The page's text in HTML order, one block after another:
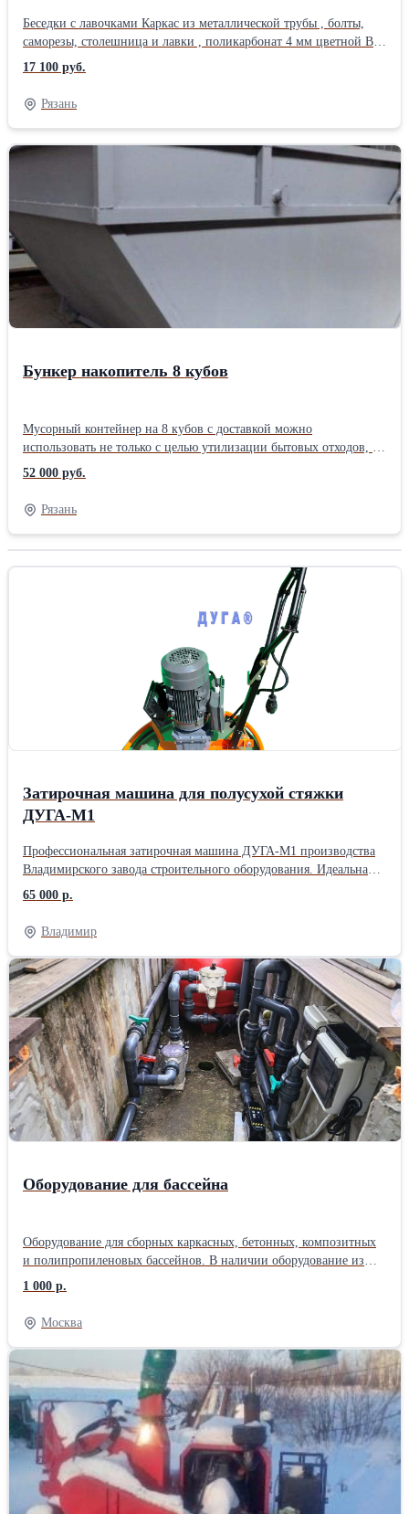
Беседки с лавочками Каркас из металлической трубы , болты,
саморезы, столешница и лавки , поликарбонат 4 мм цветной В
комплект изделий входит вся необходимая фурнитура (упакована
в картонную коробку). Просверлины все отверстия для
крепления поликарбоната. Каркас компактно связан и упакован
в стрейч - пленку. Размер, м (д × ш × в) 1,9 х 1,73 х 2,0.
Работаем без выходных и праздников. Звоните с 9 до 18 ч.
Доставка бесплатная по областиНазначение: Садовая Вид:
17 100 руб.
Рязань
Бункер накопитель 8 кубов
Мусорный контейнер на 8 кубов с доставкой можно
использовать не только с целью утилизации бытовых отходов, но
и для складирования строительных конструкций, разобранной
мебели, техники, прочих крупногабаритных предметов.
Стабильный спрос на такие емкости объясняется их
техническими характеристиками: * высокая прочность –
толщина стального корпуса составляет 2-4 мм в зависимости от
и перевозить мусор весом до 5 тонн; * длина стандартной
модели составляет 3460 мм, ширина – 1970 мм; высота – 1360
мм; * надежное защитное покрытие, включающее 2 слоя
грунтовки и 1 слой устойчивой эмали. * Доставка бесплатная по
всей области. В любой город и населенный пунктТип: Бункер-
накопитель для ТБО Материал: Металл окрашенный Крышка: Не
52 000 руб.
Рязань
Затирочная машина для полусухой стяжки
ДУГА-М1
Профессиональная затирочная машина ДУГА-М1 производства
Владимирского завода строительного оборудования. Идеальна
для полусухой стяжки, вес с диском всего 40кг! Складная рама,
регулировка стойки по росту оператора, надёжный пусковой
механизм (путевой выключатель, а не кнопка) с плавным
пуском. Профессиональный дорогой электродвигатель и соосный
редуктор (не дешёвый червячный), мощный прожектор 70Вт,
диски в наличии. Питание 220в, 1,1кВт. Производство более 11
лет для торговых сетей под разными брендами. Затирочные
машины такого уровня стоят от 100т.р. В комплекте паспорт,
гарантийный талон, фанерный ящик для перевозки. Модель
ДУГА - М1 Привод - Электрический, 220В Назначение - Для
полусухой стяжки Масса, кг - 40 Потребляемая мощность, кВт -
1,1 Диаметр обрабатываемой поверхности, мм - 610 Диск - D600
(605)мм Тип крепления диска - 4 шпильки Прожектор - 70 Вт
Упаковка - Фанерно-деревянный ящик Габариты в упаковке -
69х64х58см
65 000 р.
Владимир
Оборудование для бассейна
Оборудование для сборных каркасных, бетонных, композитных
и полипропиленовых бассейнов. В наличии оборудование из
пластика и нержавеющей стали марки AISI304 и AISI316 от
производителей Aquaviva, Emaux, Kripsol, Poolmagic, Hayward,
Elecro, Pahlen, Fairland и многие др.: - Морозоустойчивые
бассейны - Системы фильтрации (фильтры, насосы) - Чашковые
пакеты (внутренний лайнер) - Закладные элементы (скиммер,
форсунка, донный слив, переливные решетки) - Пылесосы
(роботы, полуавтоматические и ручные) - Пленка ПВХ
(однотонная, с рисунком, текстурная и 3D) - Лестницы для
бассейна и поручни - Оборудование для подогрева воды
(теплообменники, электронагреватели, тепловые насосы) -
Оборудование для дезинфекции (станция дозации,
хлоргенераторы, уф-установки) - Аттракционы (водопады,
противотоки, аэромассаж, гидромассаж) - Подсветка для
1 000 р.
Москва